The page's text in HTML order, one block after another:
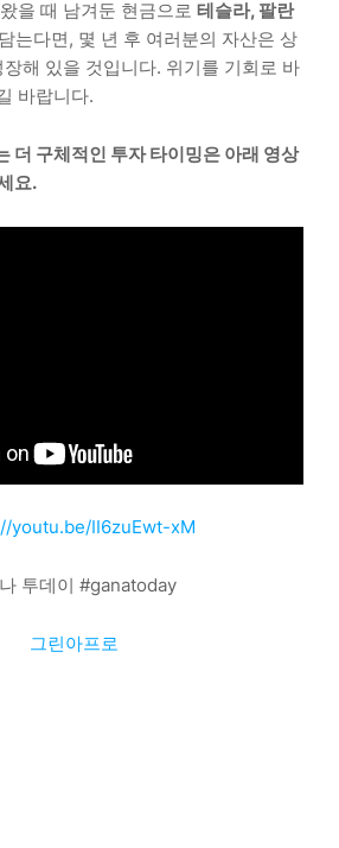
을 때 남겨둔 현금으로 테슬라, 팔란
는다면, 몇 년 후 여러분의 자산은 상
해 있을 것입니다. 위기를 기회로 바
바랍니다.
더 구체적인 투자 타이밍은 아래 영상
요.
youtu.be/II6zuEwt-xM
투데이 #ganatoday
그린아프로